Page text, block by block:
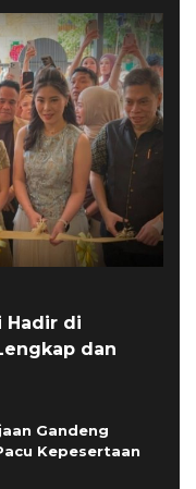
Hadir di
dan
Gandeng
Kepesertaan